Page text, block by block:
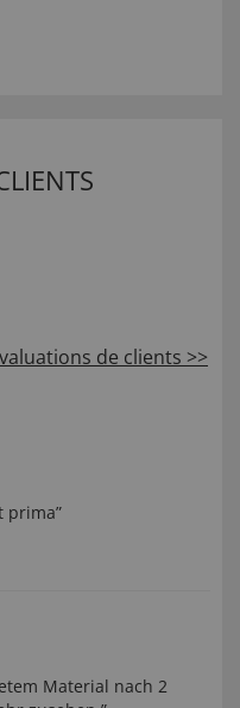
de clients >>
prima”
Material nach 2